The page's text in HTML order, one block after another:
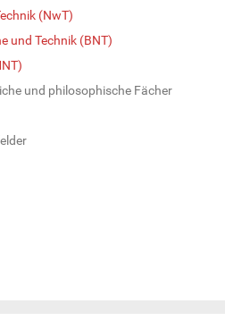
(NwT)
und Technik (BNT)
und philosophische Fächer